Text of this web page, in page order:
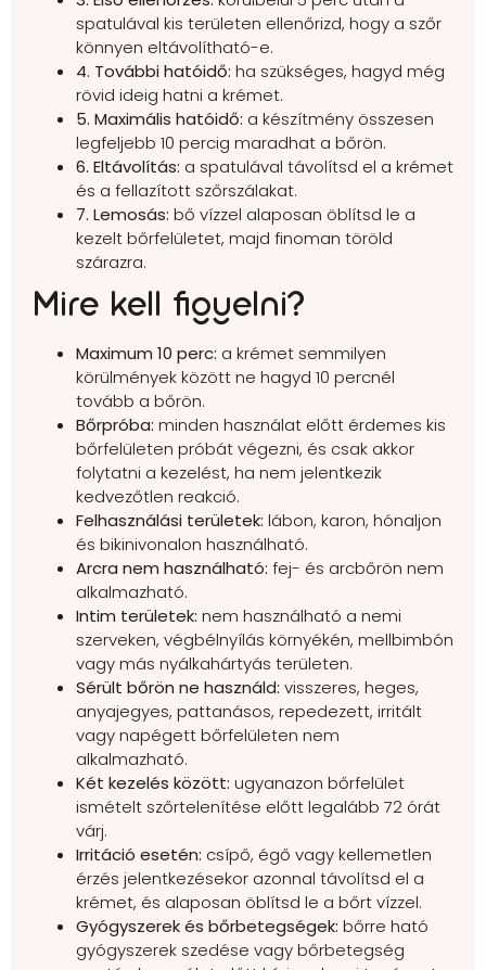
spatulával kis területen ellenőrizd, hogy a szőr
könnyen eltávolítható-e.
4. További hatóidő: ha szükséges, hagyd még
rövid ideig hatni a krémet.
5. Maximális hatóidő: a készítmény összesen
legfeljebb 10 percig maradhat a bőrön.
6. Eltávolítás: a spatulával távolítsd el a krémet
és a fellazított szőrszálakat.
7. Lemosás: bő vízzel alaposan öblítsd le a
kezelt bőrfelületet, majd finoman töröld
szárazra.
Mire kell figyelni?
Maximum 10 perc: a krémet semmilyen
körülmények között ne hagyd 10 percnél
tovább a bőrön.
Bőrpróba: minden használat előtt érdemes kis
bőrfelületen próbát végezni, és csak akkor
folytatni a kezelést, ha nem jelentkezik
kedvezőtlen reakció.
Felhasználási területek: lábon, karon, hónaljon
és bikinivonalon használható.
Arcra nem használható: fej- és arcbőrön nem
alkalmazható.
Intim területek: nem használható a nemi
szerveken, végbélnyílás környékén, mellbimbón
vagy más nyálkahártyás területen.
Sérült bőrön ne használd: visszeres, heges,
anyajegyes, pattanásos, repedezett, irritált
vagy napégett bőrfelületen nem
alkalmazható.
Két kezelés között: ugyanazon bőrfelület
ismételt szőrtelenítése előtt legalább 72 órát
várj.
Irritáció esetén: csípő, égő vagy kellemetlen
érzés jelentkezésekor azonnal távolítsd el a
krémet, és alaposan öblítsd le a bőrt vízzel.
Gyógyszerek és bőrbetegségek: bőrre ható
gyógyszerek szedése vagy bőrbetegség